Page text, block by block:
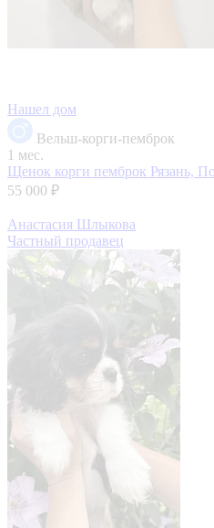
Нашел дом
Вельш-корги-пемброк
1 мес.
Щенок корги пемброк Рязань,
55 000 ₽
Анастасия Шлыкова
Частный продавец